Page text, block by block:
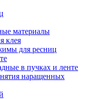
материалы
клея
для ресниц
в пучках и ленте
наращенных